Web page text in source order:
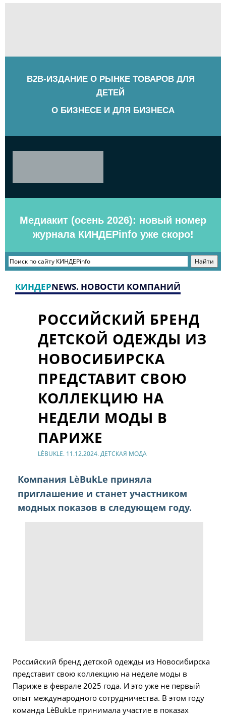
B2B-ИЗДАНИЕ О РЫНКЕ ТОВАРОВ ДЛЯ
ДЕТЕЙ
О БИЗНЕСЕ И ДЛЯ БИЗНЕСА
Медиакит (осень 2026): новый номер
журнала КИНДЕРinfo уже скоро!
КИНДЕРNEWS. НОВОСТИ КОМПАНИЙ
РОССИЙСКИЙ БРЕНД
ДЕТСКОЙ ОДЕЖДЫ ИЗ
НОВОСИБИРСКА
ПРЕДСТАВИТ СВОЮ
КОЛЛЕКЦИЮ НА
НЕДЕЛИ МОДЫ В
ПАРИЖЕ
LÈBUKLE. 11.12.2024. ДЕТСКАЯ МОДА
Компания LèBukLe приняла
приглашение и станет участником
модных показов в следующем году.
Российский бренд детской одежды из Новосибирска
представит свою коллекцию на неделе моды в
Париже в феврале 2025 года. И это уже не первый
опыт международного сотрудничества. В этом году
команда LèBukLe принимала участие в показах